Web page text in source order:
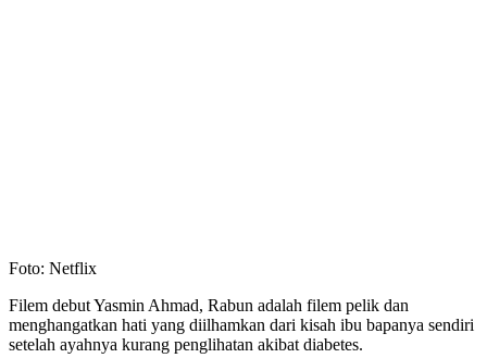
Foto: Netflix
Filem debut Yasmin Ahmad, Rabun adalah filem pelik dan
menghangatkan hati yang diilhamkan dari kisah ibu bapanya sendiri
setelah ayahnya kurang penglihatan akibat diabetes.